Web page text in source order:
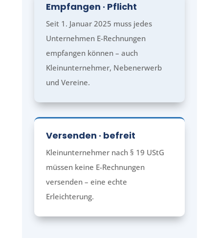
Empfangen · Pflicht
Seit 1. Januar 2025 muss jedes
Unternehmen E-Rechnungen
empfangen können – auch
Kleinunternehmer, Nebenerwerb
und Vereine.
Versenden · befreit
Kleinunternehmer nach § 19 UStG
müssen keine E-Rechnungen
versenden – eine echte
Erleichterung.